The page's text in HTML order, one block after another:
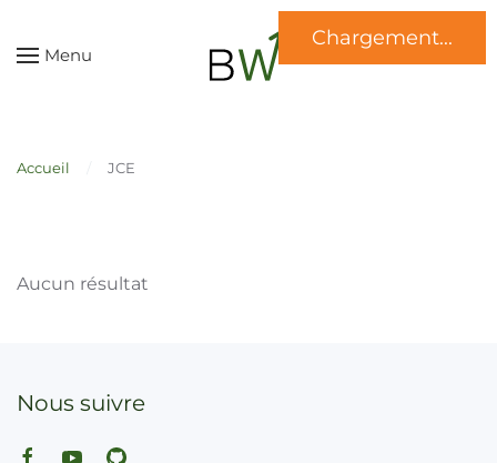
Skip to main content
Menu
Accueil JCE
Aucun résultat
Nous suivre
Chargement...